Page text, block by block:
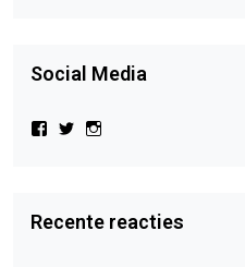
Social Media
Bekijk
Beauty-
147775071915783/?
Bekijk
op
Twitter
op
Instagram
Recente reacties